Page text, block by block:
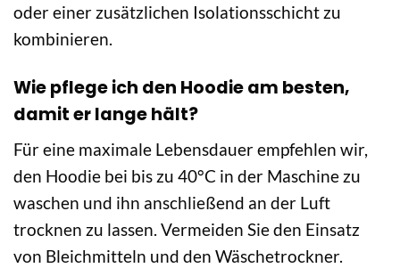
oder einer zusätzlichen Isolationsschicht zu
kombinieren.
Wie pflege ich den Hoodie am besten,
damit er lange hält?
Für eine maximale Lebensdauer empfehlen wir,
den Hoodie bei bis zu 40°C in der Maschine zu
waschen und ihn anschließend an der Luft
trocknen zu lassen. Vermeiden Sie den Einsatz
von Bleichmitteln und den Wäschetrockner.